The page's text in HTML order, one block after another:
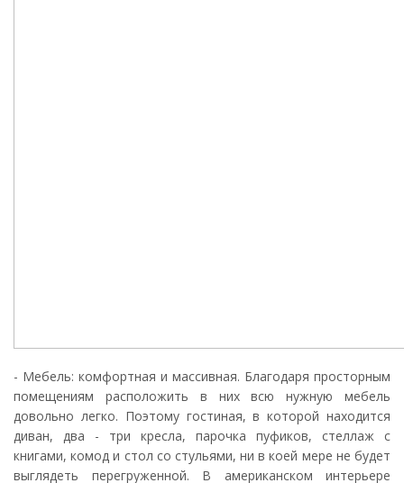
- Мебель: комфортная и массивная. Благодаря просторным
помещениям расположить в них всю нужную мебель
довольно легко. Поэтому гостиная, в которой находится
диван, два - три кресла, парочка пуфиков, стеллаж с
книгами, комод и стол со стульями, ни в коей мере не будет
выглядеть перегруженной. В американском интерьере